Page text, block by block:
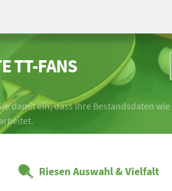
TT-FANS
damit ein, dass Ihre Bestandsdaten
Riesen Auswahl & Vielfalt